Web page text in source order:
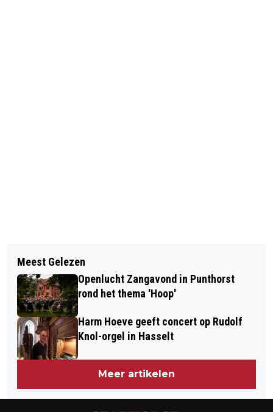
LUNCH BIJ DE BOER OP DE
BISSCHOPSHOEVE VOOR ETHIOPIË
BOOMDEELDAGEN NU OOK OPEN VOOR
BINNEN BEBOUWDE KOM
Meest Gelezen
Openlucht Zangavond in Punthorst
rond het thema 'Hoop'
Harm Hoeve geeft concert op Rudolf
Knol-orgel in Hasselt
Meer artikelen